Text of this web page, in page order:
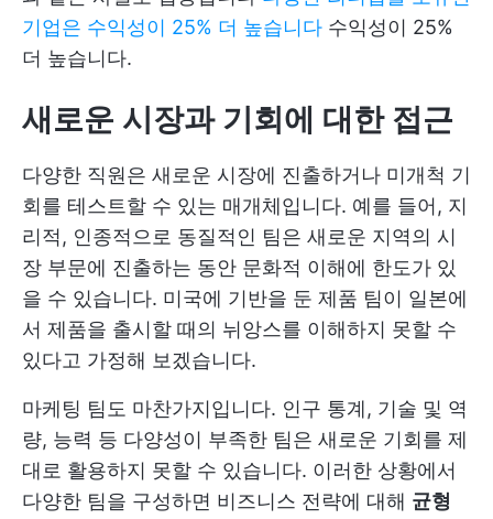
기업은 수익성이 25% 더 높습니다 수익성이 25%
더 높습니다.
새로운 시장과 기회에 대한 접근
다양한 직원은 새로운 시장에 진출하거나 미개척 기
회를 테스트할 수 있는 매개체입니다. 예를 들어, 지
리적, 인종적으로 동질적인 팀은 새로운 지역의 시
장 부문에 진출하는 동안 문화적 이해에 한도가 있
을 수 있습니다. 미국에 기반을 둔 제품 팀이 일본에
서 제품을 출시할 때의 뉘앙스를 이해하지 못할 수
있다고 가정해 보겠습니다.
마케팅 팀도 마찬가지입니다. 인구 통계, 기술 및 역
량, 능력 등 다양성이 부족한 팀은 새로운 기회를 제
대로 활용하지 못할 수 있습니다. 이러한 상황에서
다양한 팀을 구성하면 비즈니스 전략에 대해 균형